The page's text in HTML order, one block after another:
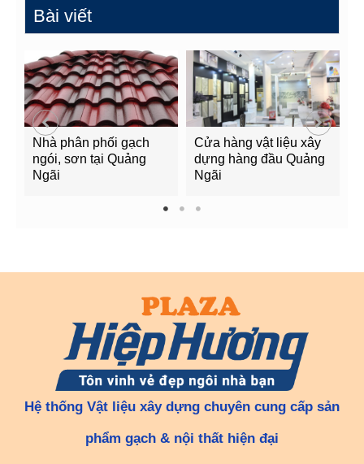
Bài viết
Nhà phân phối gạch
ngói, sơn tại Quảng
Ngãi
Cửa hàng vật liệu xây
dựng hàng đầu Quảng
Ngãi
1 2 3
Hệ thống Vật liệu xây dựng chuyên cung cấp sản
phẩm gạch & nội thất hiện đại